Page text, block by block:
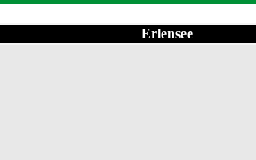
Erlensee